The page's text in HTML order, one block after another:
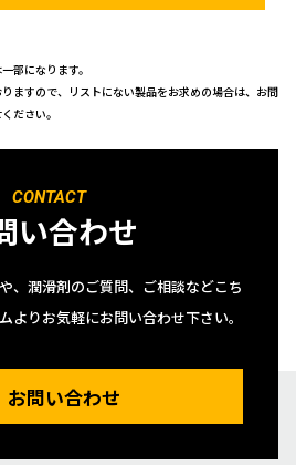
部になります。
ますので、リストにない製品をお求めの場合は、お問
ださい。
CONTACT
い合わせ
、潤滑剤のご質問、ご相談などこち
よりお気軽にお問い合わせ下さい。
お問い合わせ